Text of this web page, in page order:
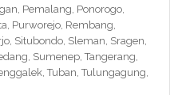
Pemalang, Ponorogo,
Purworejo, Rembang,
Situbondo, Sleman, Sragen,
Sumenep, Tangerang,
Tuban, Tulungagung,